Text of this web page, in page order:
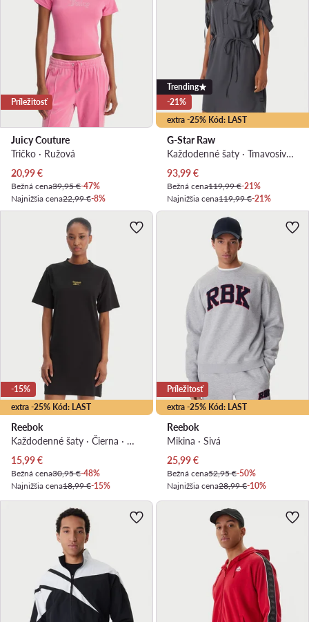
Príležitosť
Juicy Couture
Tričko · Ružová
Aktuálna cena
20,99€
Bežná cena39,95 €-47%
Najnižšia cena22,99 €-8%
extra -25% Kód: LAST
Trending
-21%
G-Star Raw
Každodenné šaty · Tmavosivá · Mini
Aktuálna cena
93,99€
Bežná cena119,99 €-21%
Najnižšia cena119,99 €-21%
extra -25% Kód: LAST
-15%
Reebok
Každodenné šaty · Čierna · Mini
Aktuálna cena
15,99€
Bežná cena30,95 €-48%
Najnižšia cena18,99 €-15%
extra -25% Kód: LAST
Príležitosť
Reebok
Mikina · Sivá
Aktuálna cena
25,99€
Bežná cena52,95 €-50%
Najnižšia cena28,99 €-10%